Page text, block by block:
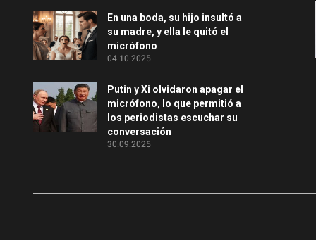
En una boda, su hijo insultó a
su madre, y ella le quitó el
micrófono
04.10.2025
Putin y Xi olvidaron apagar el
micrófono, lo que permitió a
los periodistas escuchar su
conversación
30.09.2025